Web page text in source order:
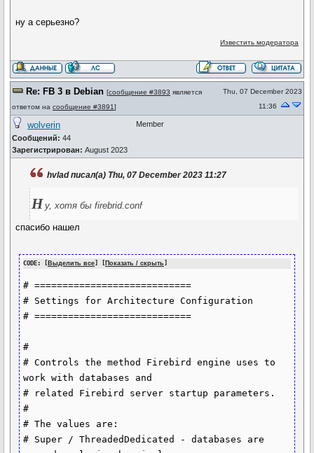
ну а серьезно?
Известить модератора
Re: FB 3 в Debian [сообщение #3893 является
ответом на сообщение #3891]
Thu, 07 December 2023
11:36
wolverin
Сообщений: 44
Зарегистрирован: August 2023
Member
hvlad писал(а) Thu, 07 December 2023 11:27
Ну, хотя бы firebrid.conf
спасибо нашел
CODE: [ Выделить все] [ Показать / скрыть ]
# ============================
# Settings for Architecture Configuration
# ============================
#
# Controls the method Firebird engine uses to
work with databases and
# related Firebird server startup parameters.
#
# The values are:
# Super / ThreadedDedicated - databases are